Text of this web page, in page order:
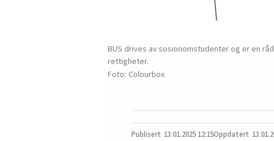
BUS drives av sosionomstudenter og er en
rettigheter.
Colourbox
13.01.2025 12:15